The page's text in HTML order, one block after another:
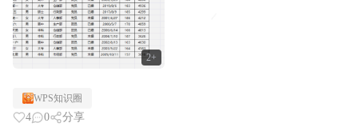
2+
WPS知识圈
4 0 分享